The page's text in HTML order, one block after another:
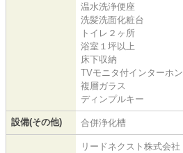
温水洗浄便座
洗髪洗面化粧台
トイレ２ヶ所
浴室１坪以上
床下収納
TVモニタ付インターホン
複層ガラス
ディンプルキー
設備(その他) 合併浄化槽
リードネクスト株式会社